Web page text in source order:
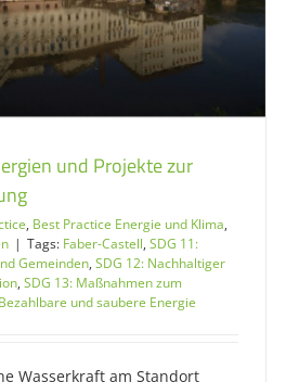
und Projekte zur
, Best Practice Energie und Klima,
| Tags: Faber-Castell, SDG 11:
Gemeinden, SDG 12: Nachhaltiger
, SDG 13: Maßnahmen zum
und saubere Energie
Wasserkraft am Standort